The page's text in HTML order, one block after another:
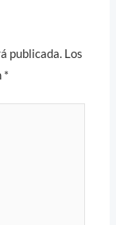
publicada. Los
*